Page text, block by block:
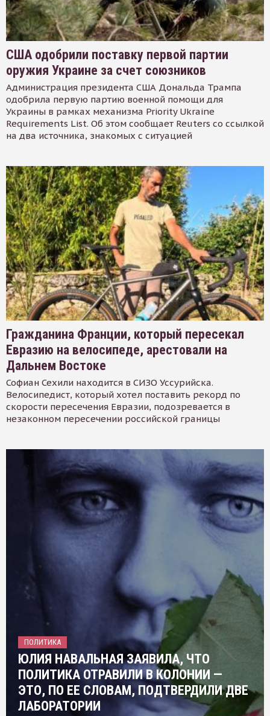
США одобрили поставку первой партии
оружия Украине за счет союзников
Администрация президента США Дональда Трампа
одобрила первую партию военной помощи для
Украины в рамках механизма Priority Ukraine
Requirements List. Об этом сообщает Reuters со ссылкой
на два источника, знакомых с ситуацией
Гражданина Франции, который пересекал
Евразию на велосипеде, арестовали на
Дальнем Востоке
Софиан Сехили находится в СИЗО Уссурийска.
Велосипедист, который хотел поставить рекорд по
скорости пересечения Евразии, подозревается в
незаконном пересечении российской границы
ПОЛИТИКА
ЮЛИЯ НАВАЛЬНАЯ ЗАЯВИЛА, ЧТО
ПОЛИТИКА ОТРАВИЛИ В КОЛОНИИ —
ЭТО, ПО ЕЕ СЛОВАМ, ПОДТВЕРДИЛИ ДВЕ
ЛАБОРАТОРИИ